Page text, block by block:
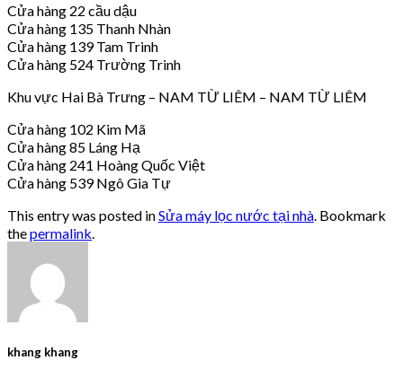
Cửa hàng 22 cầu dậu
Cửa hàng 135 Thanh Nhàn
Cửa hàng 139 Tam Trinh
Cửa hàng 524 Trường Trinh
Khu vực Hai Bà Trưng – NAM TỪ LIÊM – NAM TỪ LIÊM
Cửa hàng 102 Kim Mã
Cửa hàng 85 Láng Hạ
Cửa hàng 241 Hoàng Quốc Việt
Cửa hàng 539 Ngô Gia Tự
This entry was posted inSửa máy lọc nước tại nhà . Bookmark
thepermalink
khang khang